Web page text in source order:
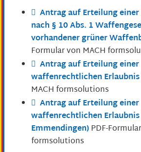
Antrag auf Erteilung
nach § 10 Abs. 1
vorhandener grüner
Formular von MACH
Antrag auf Erteilung einer
waffenrechtlichen Erlaubnis
MACH formsolutions
Antrag auf Erteilung einer
waffenrechtlichen
Emmendingen)PDF-
formsolutions